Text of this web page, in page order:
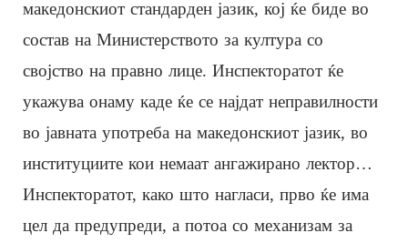
македонскиот стандарден јазик, кој ќе биде во
состав на Министерството за култура со
својство на правно лице. Инспекторатот ќе
укажува онаму каде ќе се најдат неправилности
во јавната употреба на македонскиот јазик, во
институциите кои немаат ангажирано лектор…
Инспекторатот, како што нагласи, прво ќе има
цел да предупреди, а потоа со механизам за